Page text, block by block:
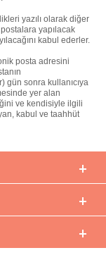
yazılı olarak diğer
yapılacak
kabul ederler.
posta adresini
gün sonra kullanıcıya
yer alan
ve kendisiyle ilgili
kabul ve taahhüt